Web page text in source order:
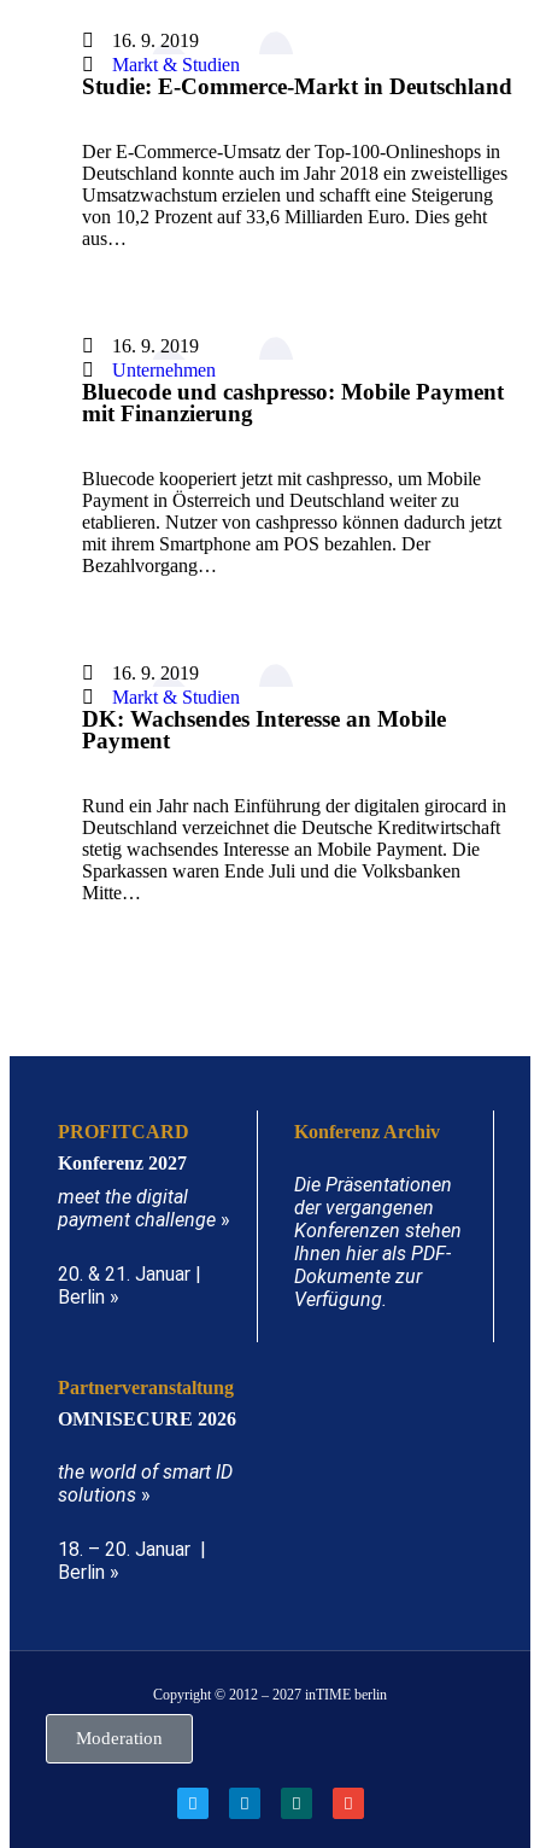
16. 9. 2019
Markt & Studien
Studie: E-Commerce-Markt in Deutschland
Der E-Commerce-Umsatz der Top-100-Onlineshops in
Deutschland konnte auch im Jahr 2018 ein zweistelliges
Umsatzwachstum erzielen und schafft eine Steigerung
von 10,2 Prozent auf 33,6 Milliarden Euro. Dies geht
aus…
16. 9. 2019
Unternehmen
Bluecode und cashpresso: Mobile Payment
mit Finanzierung
Bluecode kooperiert jetzt mit cashpresso, um Mobile
Payment in Österreich und Deutschland weiter zu
etablieren. Nutzer von cashpresso können dadurch jetzt
mit ihrem Smartphone am POS bezahlen. Der
Bezahlvorgang…
16. 9. 2019
Markt & Studien
DK: Wachsendes Interesse an Mobile
Payment
Rund ein Jahr nach Einführung der digitalen girocard in
Deutschland verzeichnet die Deutsche Kreditwirtschaft
stetig wachsendes Interesse an Mobile Payment. Die
Sparkassen waren Ende Juli und die Volksbanken
Mitte…
PROFITCARD
Konferenz 2027
meet the digital
payment challenge »
20. & 21. Januar |
Berlin »
Konferenz Archiv
Die Präsentationen
der vergangenen
Konferenzen stehen
Ihnen hier als PDF-
Dokumente zur
Verfügung.
Partnerveranstaltung
OMNISECURE 2026
the world of smart ID
solutions »
18. – 20. Januar |
Berlin »
Copyright © 2012 – 2027 inTIME berlin
Moderation